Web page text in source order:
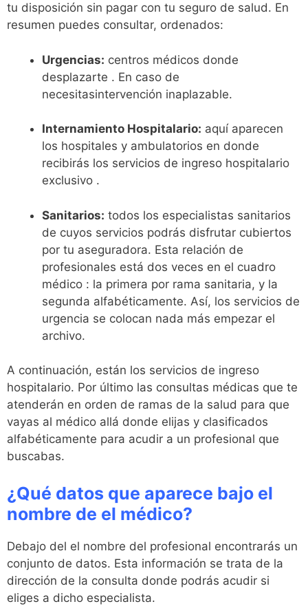
tu disposición sin pagar con tu seguro de salud. En
resumen puedes consultar, ordenados:
Urgencias: centros médicos donde
desplazarte . En caso de
necesitasintervención inaplazable.
Internamiento Hospitalario: aquí aparecen
los hospitales y ambulatorios en donde
recibirás los servicios de ingreso hospitalario
exclusivo .
Sanitarios: todos los especialistas sanitarios
de cuyos servicios podrás disfrutar cubiertos
por tu aseguradora. Esta relación de
profesionales está dos veces en el cuadro
médico : la primera por rama sanitaria, y la
segunda alfabéticamente. Así, los servicios de
urgencia se colocan nada más empezar el
archivo.
A continuación, están los servicios de ingreso
hospitalario. Por último las consultas médicas que te
atenderán en orden de ramas de la salud para que
vayas al médico allá donde elijas y clasificados
alfabéticamente para acudir a un profesional que
buscabas.
¿Qué datos que aparece bajo el
nombre de el médico?
Debajo del el nombre del profesional encontrarás un
conjunto de datos. Esta información se trata de la
dirección de la consulta donde podrás acudir si
eliges a dicho especialista.